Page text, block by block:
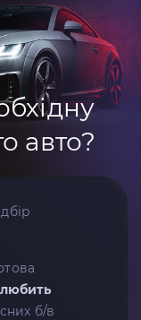
авто?
б/в